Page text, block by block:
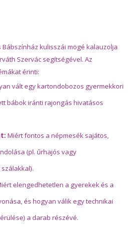
Bábszínház kulisszái mögé kalauzolja
Szervác segítségével. Az
érinti:
vált egy kartondobozos gyermekkori
bábok iránti rajongás hivatásos
Miért fontos a népmesék sajátos,
(pl. űrhajós vagy
elengedhetetlen a gyerekek és a
és hogyan válik egy technikai
a darab részévé.